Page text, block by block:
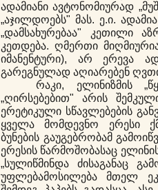
ადამიანი ავტონომიურად
„აჯილდოებს" მას. ე.ი.
„დამსახურებაა" კეთილი
კეთდება. ღმერთი
იმანენტური), არ ერევა
გარეგნულად აღიარებენ
რაკი, ელინიზმის
„ღირსებებით" არის
ერეტიკული სწავლებების
ყველა მომდევნო ერესი
ბუნების გაუგებრობამ
ერესის წარმოშობასაც
„სულიწმინდა ძისაგანაც
უფლებამოსილება მთელ